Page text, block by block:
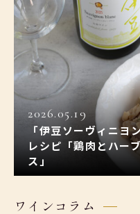
2026.05.19
「伊豆ソーヴィニ
レシピ「鶏肉とハー
ス」
ワインコラム